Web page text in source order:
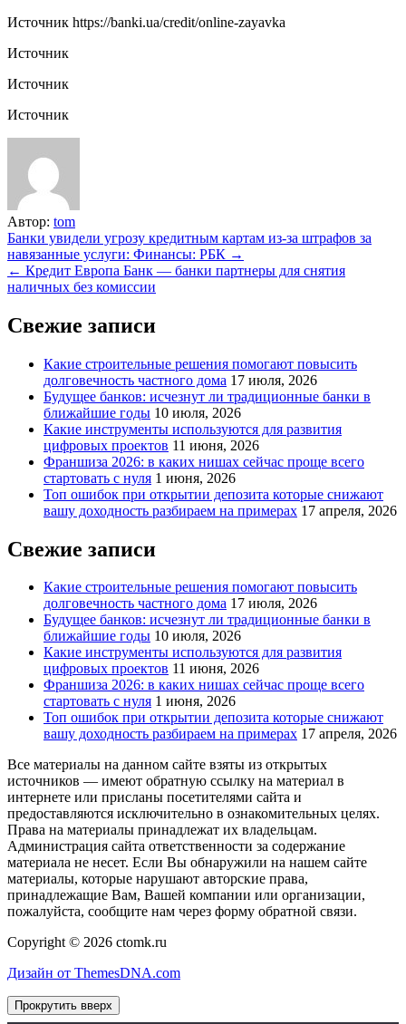
Источник https://banki.ua/credit/online-zayavka
Источник
Источник
Источник
Автор: tom
Навигация
по
записям
Банки увидели угрозу кредитным картам из-за штрафов за
навязанные услуги: Финансы: РБК →
← Кредит Европа Банк — банки партнеры для снятия
наличных без комиссии
Свежие записи
Какие строительные решения помогают повысить
долговечность частного дома 17 июля, 2026
Будущее банков: исчезнут ли традиционные банки в
ближайшие годы 10 июля, 2026
Какие инструменты используются для развития
цифровых проектов 11 июня, 2026
Франшиза 2026: в каких нишах сейчас проще всего
стартовать с нуля 1 июня, 2026
Топ ошибок при открытии депозита которые снижают
вашу доходность разбираем на примерах 17 апреля, 2026
Свежие записи
Какие строительные решения помогают повысить
долговечность частного дома 17 июля, 2026
Будущее банков: исчезнут ли традиционные банки в
ближайшие годы 10 июля, 2026
Какие инструменты используются для развития
цифровых проектов 11 июня, 2026
Франшиза 2026: в каких нишах сейчас проще всего
стартовать с нуля 1 июня, 2026
Топ ошибок при открытии депозита которые снижают
вашу доходность разбираем на примерах 17 апреля, 2026
Все материалы на данном сайте взяты из открытых
источников — имеют обратную ссылку на материал в
интернете или присланы посетителями сайта и
предоставляются исключительно в ознакомительных целях.
Права на материалы принадлежат их владельцам.
Администрация сайта ответственности за содержание
материала не несет. Если Вы обнаружили на нашем сайте
материалы, которые нарушают авторские права,
принадлежащие Вам, Вашей компании или организации,
пожалуйста, сообщите нам через форму обратной связи.
Copyright © 2026 ctomk.ru
Дизайн от ThemesDNA.com
Прокрутить вверх